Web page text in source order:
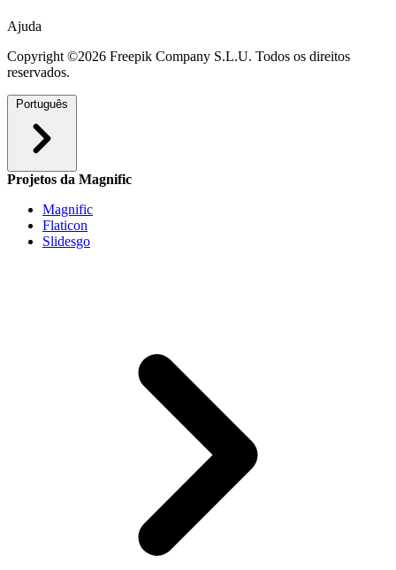
Ajuda
Copyright ©2026 Freepik Company S.L.U. Todos os direitos
reservados.
Português
Projetos da Magnific
Magnific
Flaticon
Slidesgo